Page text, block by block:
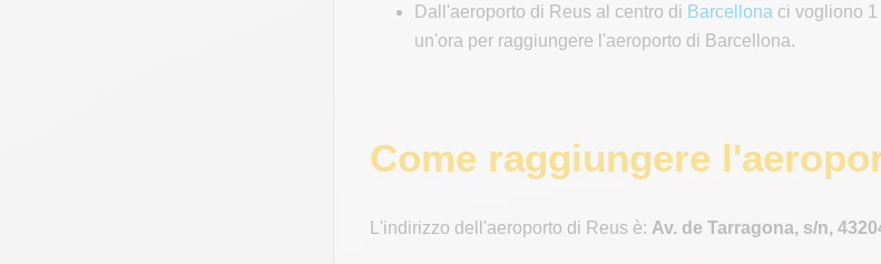
Dall'aeroporto di Reus al centro di Barcellona ci vogliono
un'ora per raggiungere l'aeroporto di Barcellona.
Come raggiungere
L'indirizzo dell'aeroporto di Reus è: Av. de Tarragona, s/n,